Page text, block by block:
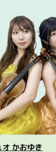
かおゆき